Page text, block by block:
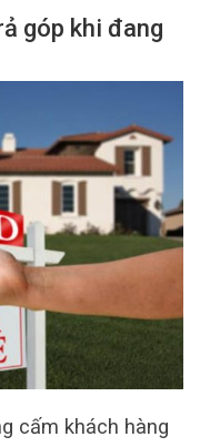
góp khi đang
cấm khách hàng